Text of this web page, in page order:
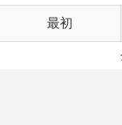
最初